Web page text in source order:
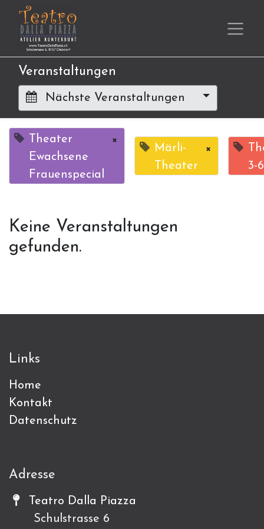
Veranstaltungen
Nächste Veranstaltungen
Theater
Ewachsene
Frauenspecial
×
Märli-
Theater
×
3-
Keine Veranstaltungen
gefunden.
Links
Home
Kontakt
Datenschutz
Adresse
Teatro Dalla Piazza
Schulstrasse 6